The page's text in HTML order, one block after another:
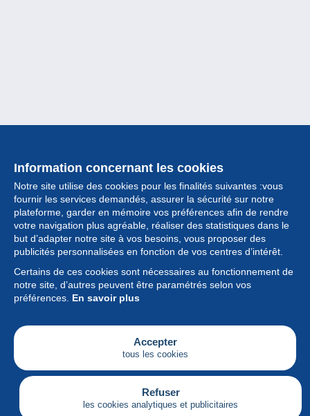
Information concernant les cookies
Notre site utilise des cookies pour les finalités suivantes :vous
fournir les services demandés, assurer la sécurité sur notre
plateforme, garder en mémoire vos préférences afin de rendre
votre navigation plus agréable, réaliser des statistiques dans le
but d’adapter notre site à vos besoins, vous proposer des
publicités personnalisées en fonction de vos centres d’intérêt.
Certains de ces cookies sont nécessaires au fonctionnement de
notre site, d’autres peuvent être paramétrés selon vos
préférences. En savoir plus
Accepter
tous les cookies
Refuser
les cookies analytiques et publicitaires
Collection
Actualités
Fonctionnalités
Société
Services
Articles